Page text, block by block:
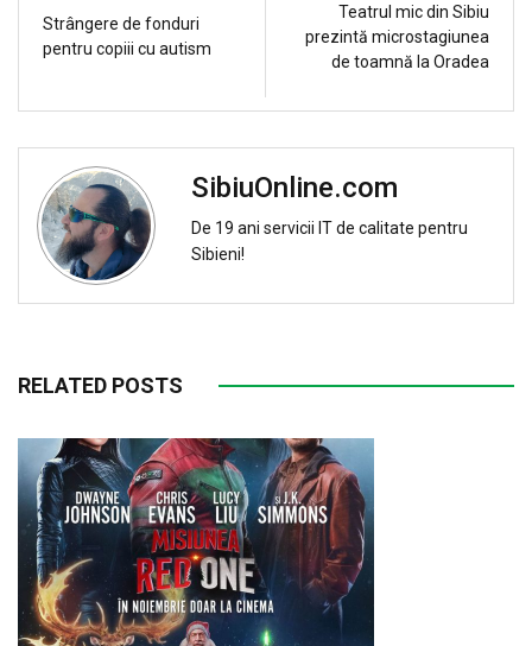
Strângere de fonduri
pentru copiii cu autism
Teatrul mic din Sibiu
prezintă microstagiunea
de toamnă la Oradea
SibiuOnline.com
De 19 ani servicii IT de calitate pentru
Sibieni!
RELATED POSTS